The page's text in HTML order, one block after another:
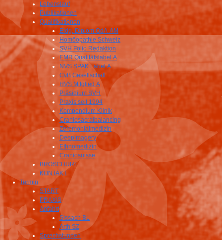
Lebenslauf
Publikationen
Qualifikationen
Eidg. Diplom OdA-AM
Homöopathie Schweiz
SVH Folio Redaktion
EMR Qualitätslabel A
NVS SPAK Label A
CvB Gesellschaft
HVS Mitglied A
Präsidium SVH
Praxis seit 1994
Kompendium Klinik
Craniosacralbalancing
Zeremonialmedizin
Deepimagery
Ethnomedizin
Craniosuisse
BROSCHÜRE
KONTAKT
Termin
START
PRAXIS
Anfahrt
Sissach BL
Arth SZ
Sprechstunden